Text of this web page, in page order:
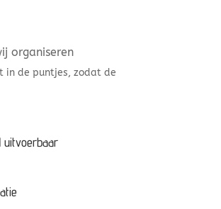
organiseren
in de puntjes, zodat de
uitvoerbaar